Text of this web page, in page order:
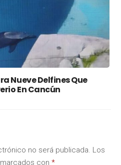
Nueve Delfines Que
En Cancún
no será publicada. Los
con *